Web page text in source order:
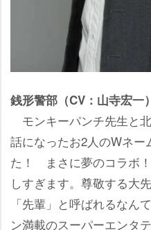
銭形警部（CV：山寺宏一）
モンキーパンチ先生と
話になったお2人のWネ
た！ まさに夢のコラボ
しすぎます。尊敬する大
「先輩」と呼ばれるな
ン満載のスーパーエンタ